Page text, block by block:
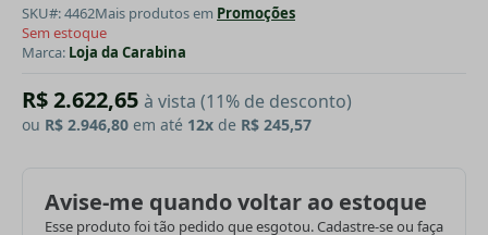
SKU#: 4462Mais produtos em Promoções
Sem estoque
Marca: Loja da Carabina
R$ 2.622,65 à vista (11% de desconto)
ou R$ 2.946,80 em até 12x de R$ 245,57
Avise-me quando voltar ao estoque
Esse produto foi tão pedido que esgotou. Cadastre-se ou faça